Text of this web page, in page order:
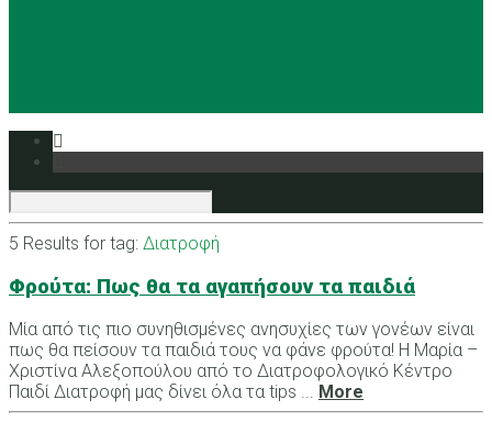
5 Results for tag: Διατροφή
Φρούτα: Πως θα τα αγαπήσουν τα παιδιά
Μία από τις πιο συνηθισμένες ανησυχίες των γονέων είναι
πως θα πείσουν τα παιδιά τους να φάνε φρούτα! Η Μαρία –
Χριστίνα Αλεξοπούλου από το Διατροφολογικό Κέντρο
Παιδί Διατροφή μας δίνει όλα τα tips ... More